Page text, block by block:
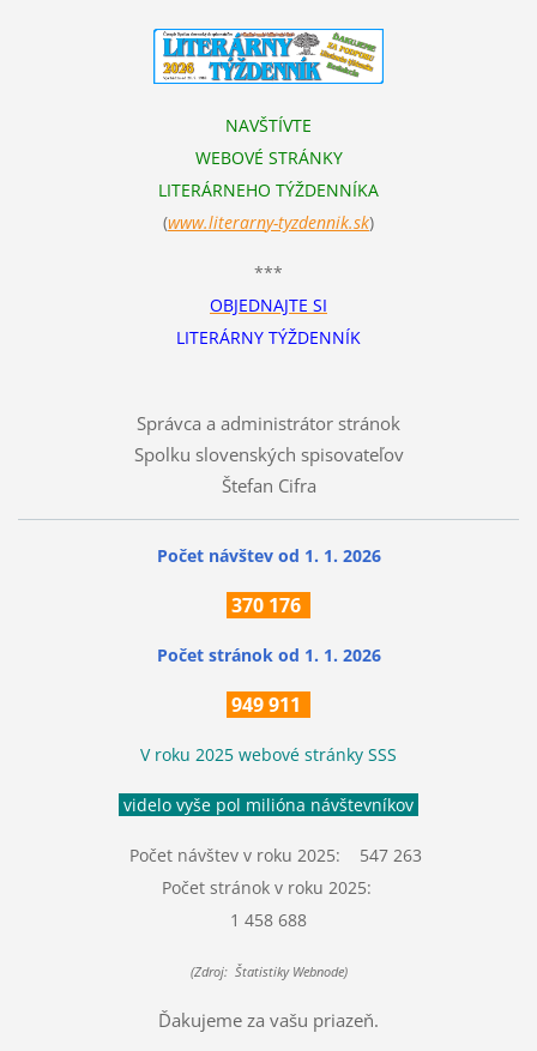
NAVŠTÍVTE
WEBOVÉ STRÁNKY
LITERÁRNEHO TÝŽDENNÍKA
(www.literarny-tyzdennik.sk)
***
OBJEDNAJTE SI
LITERÁRNY TÝŽDENNÍK
Správca a administrátor stránok
Spolku slovenských spisovateľov
Štefan Cifra
Počet návštev od 1. 1. 2026
370 176
Počet stránok od 1. 1. 2026
949 911
V roku 2025 webové stránky SSS
videlo vyše pol milióna návštevníkov
Počet návštev v roku 2025: 547 263
Počet stránok v roku 2025:
1 458 688
(Zdroj: Štatistiky Webnode)
Ďakujeme za vašu priazeň.